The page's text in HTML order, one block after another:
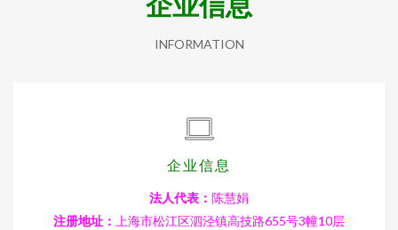
INFORMATION
企业信息
法人代表： 陈慧娟
注册地址：
上海市松江区泗泾镇高技路655号3幢10层